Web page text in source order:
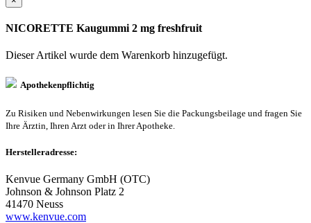
NICORETTE Kaugummi 2 mg freshfruit
Dieser Artikel wurde dem Warenkorb hinzugefügt.
Apothekenpflichtig
Zu Risiken und Nebenwirkungen lesen Sie die Packungsbeilage und fragen Sie
Ihre Ärztin, Ihren Arzt oder in Ihrer Apotheke.
Herstelleradresse:
Kenvue Germany GmbH (OTC)
Johnson & Johnson Platz 2
41470 Neuss
www.kenvue.com